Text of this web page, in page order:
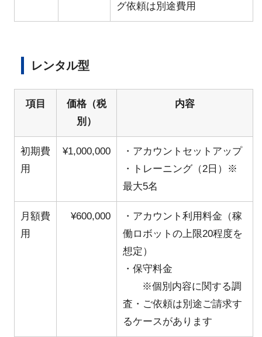
グ依頼は別途費用
レンタル型
項目
価格（税
別）
内容
初期費
用
¥1,000,000
・アカウントセットアップ
・トレーニング（2日）※
最大5名
月額費
用
¥600,000
・アカウント利用料金（稼
働ロボットの上限20程度を
想定）
・保守料金
※個別内容に関する調
査・ご依頼は別途ご請求す
るケースがあります